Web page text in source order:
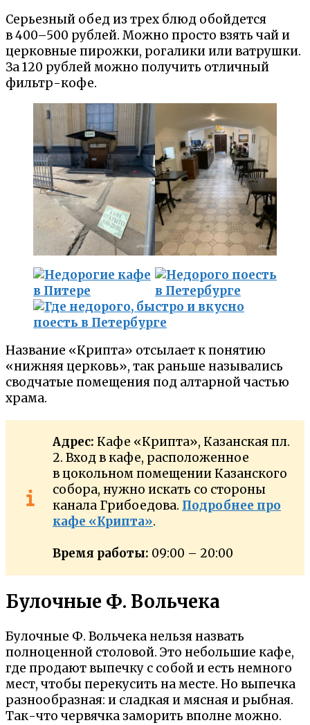
Серьезный обед из трех блюд обойдется
в 400–500 рублей. Можно просто взять чай и
церковные пирожки, рогалики или ватрушки.
За 120 рублей можно получить отличный
фильтр-кофе.
Название «Крипта» отсылает к понятию
«нижняя церковь», так раньше назывались
сводчатые помещения под алтарной частью
храма.
Адрес: Кафе «Крипта», Казанская пл.
2. Вход в кафе, расположенное
в цокольном помещении Казанского
собора, нужно искать со стороны
канала Грибоедова. Подробнее про
кафе «Крипта».
Время работы: 09:00 – 20:00
Булочные Ф. Вольчека
Булочные Ф. Вольчека нельзя назвать
полноценной столовой. Это небольшие кафе,
где продают выпечку с собой и есть немного
мест, чтобы перекусить на месте. Но выпечка
разнообразная: и сладкая и мясная и рыбная.
Так-что червячка заморить вполне можно.